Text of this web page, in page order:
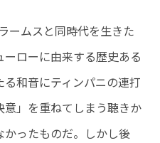
ームスと同時代を生きた
ローに由来する歴史ある
和音にティンパニの連打
」を重ねてしまう聴きか
ったものだ。しかし後